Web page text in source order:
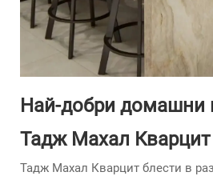
Най-добри домашни
Тадж Махал Кварцит
Тадж Махал Кварцит блести в